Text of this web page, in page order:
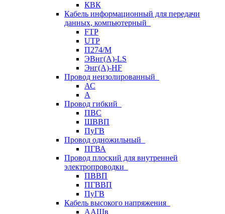
КВК
Кабель информационный для передачи
данных, компьютерный
FTP
UTP
П274/М
ЭВнг(А)-LS
Энг(А)-HF
Провод неизолированный
АС
А
Провод гибкий
ПВС
ШВВП
ПуГВ
Провод одножильный
ПГВА
Провод плоский для внутренней
электропроводки
ПВВП
ПГВВП
ПуГВ
Кабель высокого напряжения
ААШв